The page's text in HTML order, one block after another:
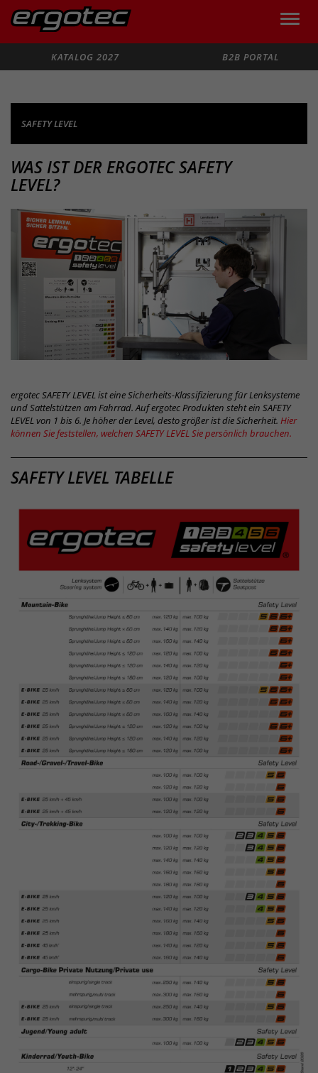
Toggle
KATALOG 2027
B2B PORTAL
SAFETY LEVEL
SAFETY
LEVEL
SAFETY
LEVEL
WAS IST DER ERGOTEC SAFETY
LEVEL?
ergotec SAFETY LEVEL ist eine Sicherheits-Klassifizierung für Lenksysteme
und Sattelstützen am Fahrrad. Auf ergotec Produkten steht ein SAFETY
LEVEL von 1 bis 6. Je höher der Level, desto größer ist die Sicherheit. Hier
können Sie feststellen, welchen SAFETY LEVEL Sie persönlich brauchen.
SAFETY
SAFETY LEVEL TABELLE